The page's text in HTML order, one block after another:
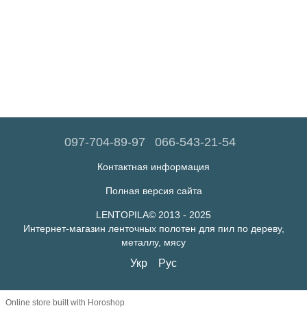
097-704-89-97 066-543-21-54
Контактная информация
Полная версия сайта
LENTOPILA© 2013 - 2025
Интернет-магазин ленточных полотен для пил по дереву,
металлу, мясу
Укр Рус
Online store built with Horoshop